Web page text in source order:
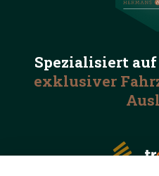
Spezialisiert
exklusiver